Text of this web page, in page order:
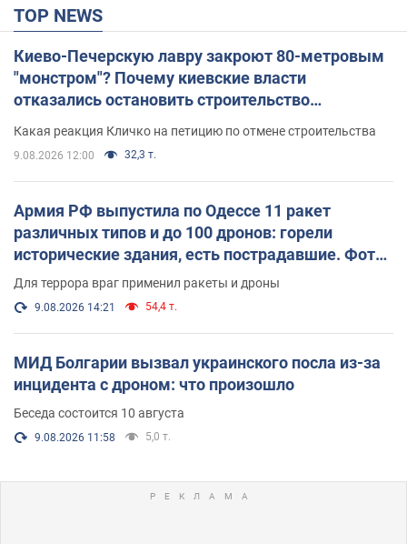
TOP NEWS
Киево-Печерскую лавру закроют 80-метровым
"монстром"? Почему киевские власти
отказались остановить строительство
Какая реакция Кличко на петицию по отмене строительства
9.08.2026 12:00 32,3 т.
Армия РФ выпустила по Одессе 11 ракет
различных типов и до 100 дронов: горели
исторические здания, есть пострадавшие. Фото
и видео
Для террора враг применил ракеты и дроны
9.08.2026 14:21 54,4 т.
МИД Болгарии вызвал украинского посла из-за
инцидента с дроном: что произошло
Беседа состоится 10 августа
9.08.2026 11:58 5,0 т.